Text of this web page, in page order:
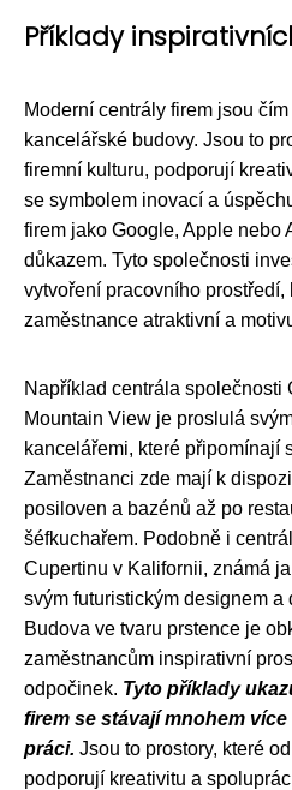
Příklady
Moderní centrály firem jsou
kancelářské budovy. Jsou to
firemní kulturu, podporují
se symbolem inovací a
firem jako Google, Apple nebo
důkazem. Tyto společnosti
vytvoření pracovního prostředí,
zaměstnance atraktivní a
Například centrála společnosti
Mountain View je proslulá
kancelářemi, které připomínají
Zaměstnanci zde mají k
posiloven a bazénů až po
šéfkuchařem. Podobně i
Cupertinu v Kalifornii, známá
svým futuristickým designem a
Budova ve tvaru prstence je
zaměstnancům inspirativní
odpočinek. Tyto příklady
firem se stávají mnohem
práci. Jsou to prostory, které
podporují kreativitu a